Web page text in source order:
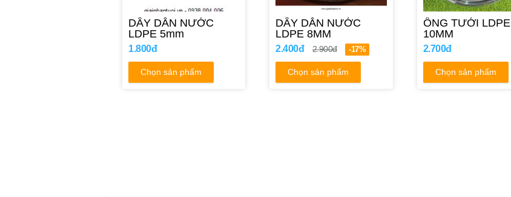
DÂY DẪN NƯỚC
LDPE 5mm
1.800đ
Chọn sản phẩm
DÂY DẪN NƯỚC
LDPE 8MM
2.400đ 2.900đ -17%
Chọn sản phẩm
ỐNG TƯỚI LDPE
10MM
2.700đ
Chọn sản phẩm